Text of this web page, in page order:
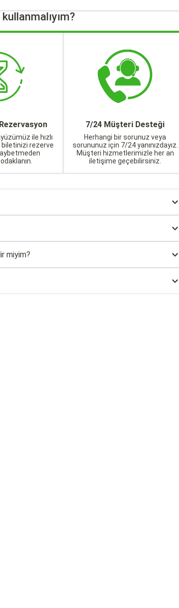
ile hızlı
biletinizi rezerve
7/24 Müşteri Desteği
Herhangi bir sorunuz veya
sorununuz için 7/24 yanınızdayız.
Müşteri hizmetlerimizle her an
iletişime geçebilirsiniz.
miyim?